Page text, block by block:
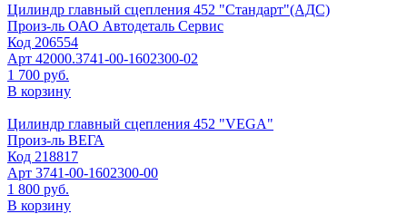
Цилиндр главный сцепления 452 "Стандарт"(АДС)
Произ-ль ОАО Автодеталь Сервис
Код 206554
Арт 42000.3741-00-1602300-02
1 700 руб.
В корзину
Цилиндр главный сцепления 452 "VEGA"
Произ-ль ВЕГА
Код 218817
Арт 3741-00-1602300-00
1 800 руб.
В корзину